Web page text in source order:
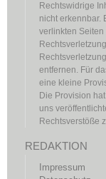
Rechtswidrige
nicht erkennbar.
verlinkten
entfernen. Für
eine kleine
Die Provision
uns
Rechtsverstöße
REDAKTION
Impressum